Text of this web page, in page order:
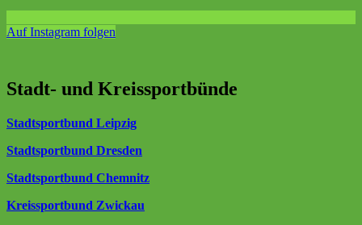
Auf Instagram folgen
Stadt- und Kreissportbünde
Stadtsportbund Leipzig
Stadtsportbund Dresden
Stadtsportbund Chemnitz
Kreissportbund Zwickau